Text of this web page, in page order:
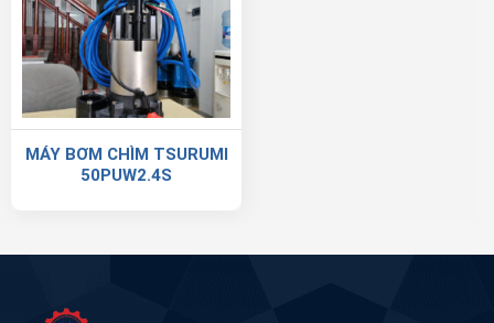
MÁY BƠM CHÌM TSURUMI
50PUW2.4S